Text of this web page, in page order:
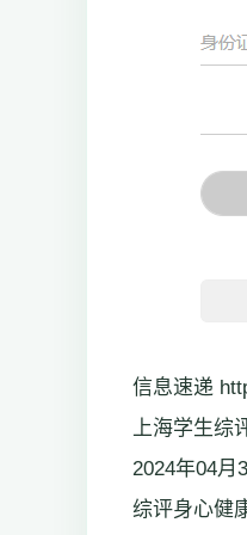
信息速递
上海学生综
2024年04月
综评身心健